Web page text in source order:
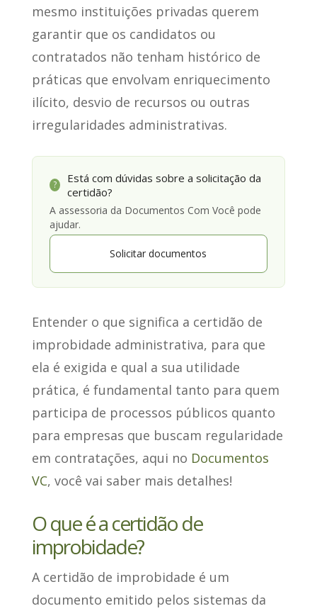
mesmo instituições privadas querem
garantir que os candidatos ou
contratados não tenham histórico de
práticas que envolvam enriquecimento
ilícito, desvio de recursos ou outras
irregularidades administrativas.
?
Está com dúvidas sobre a solicitação da
certidão?
A assessoria da Documentos Com Você pode
ajudar.
Solicitar documentos
Entender o que significa a certidão de
improbidade administrativa, para que
ela é exigida e qual a sua utilidade
prática, é fundamental tanto para quem
participa de processos públicos quanto
para empresas que buscam regularidade
em contratações, aqui no Documentos
VC, você vai saber mais detalhes!
O que é a certidão de
improbidade?
A certidão de improbidade é um
documento emitido pelos sistemas da